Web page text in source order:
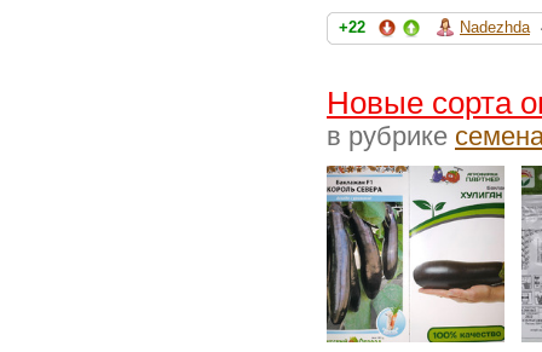
+22 Nadezhda
Новые сорта
в рубрике